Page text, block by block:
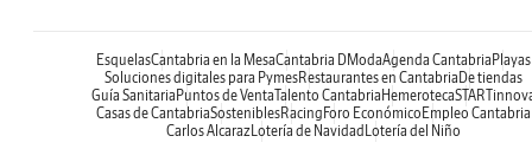
EsquelasCantabria en la MesaCantabria DModaAgenda Cantabria Playas
Soluciones digitales para PymesRestaurantes en Cantabria De tiendas
Guía Sanitaria Puntos de VentaTalento Cantabria Hemeroteca
Casas de CantabriaSosteniblesRacing Foro Económico Empleo Cantabria
Carlos AlcarazLotería de Navidad Lotería del Niño